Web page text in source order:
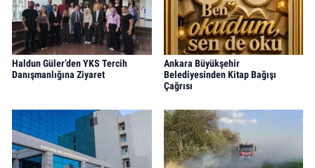
Haldun Güler’den YKS Tercih
Danışmanlığına Ziyaret
Ankara Büyükşehir
Belediyesinden Kitap Bağışı
Çağrısı